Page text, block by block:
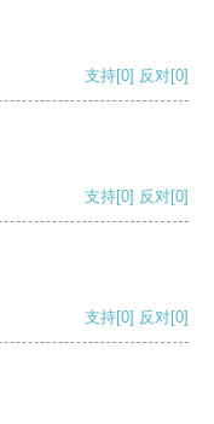
支持[0] 反对[0]
支持[0] 反对[0]
支持[0] 反对[0]